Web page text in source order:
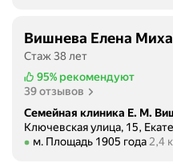
Вишнева Елена
Стаж 38 лет
95% рекомендуют
39 отзывов
Семейная клиника Е. М.
Ключевская улица, 15,
Метро м. Площадь 1905 года
м. Площадь 1905 года 2,4